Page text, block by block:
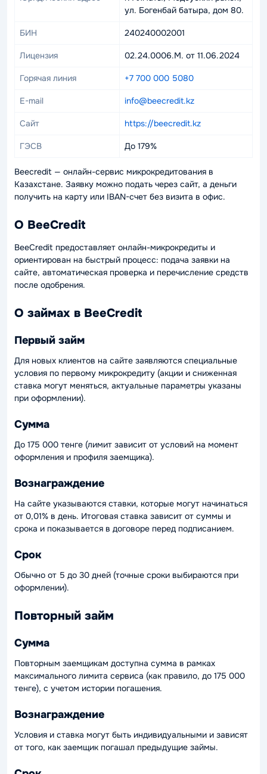
ул. Богенбай батыра, дом 80.
БИН 240240002001
Лицензия 02.24.0006.M. от 11.06.2024
Горячая линия +7 700 000 5080
E-mail info@beecredit.kz
Сайт https://beecredit.kz
ГЭСВ До 179%
Beecredit — онлайн-сервис микрокредитования в
Казахстане. Заявку можно подать через сайт, а деньги
получить на карту или IBAN-счет без визита в офис.
О BeeCredit
BeeCredit предоставляет онлайн-микрокредиты и
ориентирован на быстрый процесс: подача заявки на
сайте, автоматическая проверка и перечисление средств
после одобрения.
О займах в BeeCredit
Первый займ
Для новых клиентов на сайте заявляются специальные
условия по первому микрокредиту (акции и сниженная
ставка могут меняться, актуальные параметры указаны
при оформлении).
Сумма
До 175 000 тенге (лимит зависит от условий на момент
оформления и профиля заемщика).
Вознаграждение
На сайте указываются ставки, которые могут начинаться
от 0,01% в день. Итоговая ставка зависит от суммы и
срока и показывается в договоре перед подписанием.
Срок
Обычно от 5 до 30 дней (точные сроки выбираются при
оформлении).
Повторный займ
Сумма
Повторным заемщикам доступна сумма в рамках
максимального лимита сервиса (как правило, до 175 000
тенге), с учетом истории погашения.
Вознаграждение
Условия и ставка могут быть индивидуальными и зависят
от того, как заемщик погашал предыдущие займы.